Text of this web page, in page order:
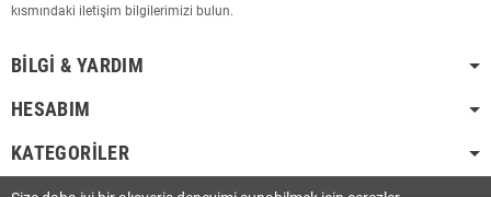
kısmındaki iletişim bilgilerimizi bulun.
BILGI & YARDIM
HESABIM
KATEGORILER